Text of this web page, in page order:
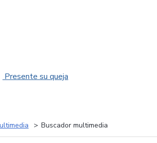
Presente su queja
Buscador multimedia